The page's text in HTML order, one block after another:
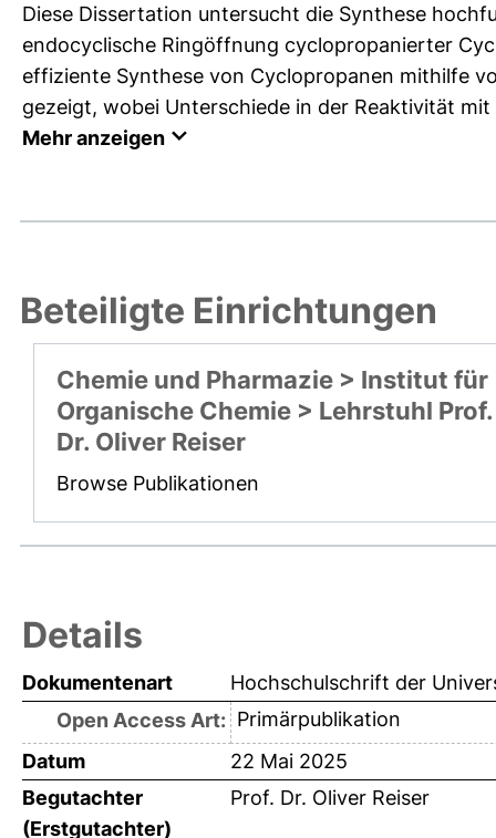
Diese Dissertation untersucht die Synthese
endocyclische Ringöffnung cyclopropanierter
effiziente Synthese von Cyclopropanen mithilfe
gezeigt, wobei Unterschiede in der Reaktivität
Mehr anzeigen
Beteiligte Einrichtungen
Chemie und Pharmazie > Institut für
Organische Chemie > Lehrstuhl Prof.
Dr. Oliver Reiser
Browse Publikationen
Details
Dokumentenart
Hochschulschrift der
Open Access Art: Primärpublikation
Datum
22 Mai 2025
Begutachter
(Erstgutachter)
Prof. Dr. Oliver Reiser